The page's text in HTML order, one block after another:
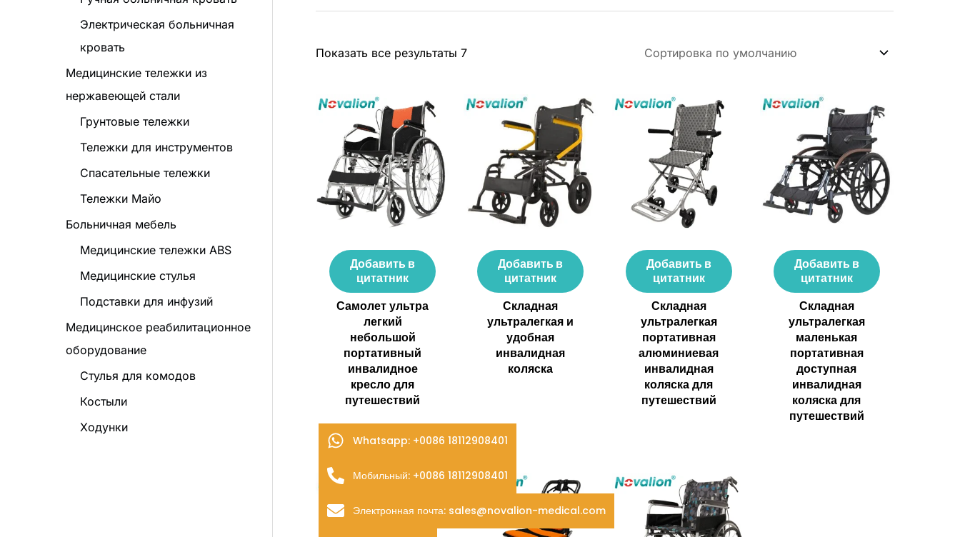
Электрическая больничная
кровать
Медицинские тележки из
нержавеющей стали
Грунтовые тележки
Тележки для инструментов
Спасательные тележки
Тележки Майо
Больничная мебель
Медицинские тележки ABS
Медицинские стулья
Подставки для инфузий
Медицинское реабилитационное
оборудование
Стулья для комодов
Костыли
Ходунки
Показать все результаты 7
Добавить в
цитатник
Самолет ультра
легкий
небольшой
портативный
инвалидное
кресло для
путешествий
Добавить в
цитатник
Складная
ультралегкая и
удобная
инвалидная
коляска
Добавить в
цитатник
Складная
ультралегкая
портативная
алюминиевая
инвалидная
коляска для
путешествий
Добавить в
цитатник
Складная
ультралегкая
маленькая
портативная
доступная
инвалидная
коляска для
путешествий
Whatsapp: +0086 18112908401
Мобильный: +0086 18112908401
Электронная почта: sales@novalion-medical.com